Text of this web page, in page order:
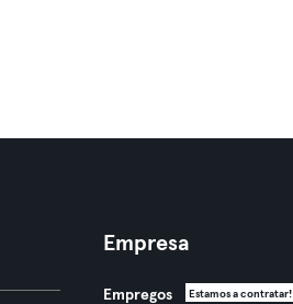
Empresa
Empregos Estamos a contratar!